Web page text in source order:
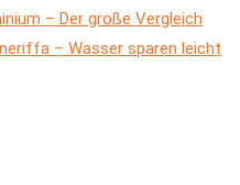
– Der große Vergleich
– Wasser sparen leicht